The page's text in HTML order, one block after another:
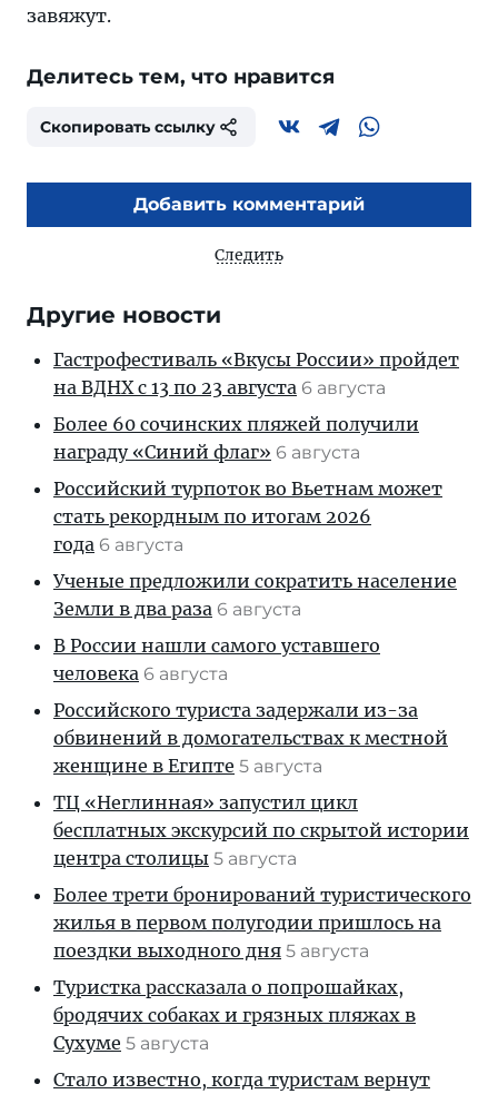
завяжут.
Делитесь тем, что нравится
Скопировать ссылку
Добавить комментарий
Следить
Другие новости
Гастрофестиваль «Вкусы России» пройдет
на ВДНХ с 13 по 23 августа 6 августа
Более 60 сочинских пляжей получили
награду «Синий флаг» 6 августа
Российский турпоток во Вьетнам может
стать рекордным по итогам 2026
года 6 августа
Ученые предложили сократить население
Земли в два раза 6 августа
В России нашли самого уставшего
человека 6 августа
Российского туриста задержали из-за
обвинений в домогательствах к местной
женщине в Египте 5 августа
ТЦ «Неглинная» запустил цикл
бесплатных экскурсий по скрытой истории
центра столицы 5 августа
Более трети бронирований туристического
жилья в первом полугодии пришлось на
поездки выходного дня 5 августа
Туристка рассказала о попрошайках,
бродячих собаках и грязных пляжах в
Сухуме 5 августа
Стало известно, когда туристам вернут